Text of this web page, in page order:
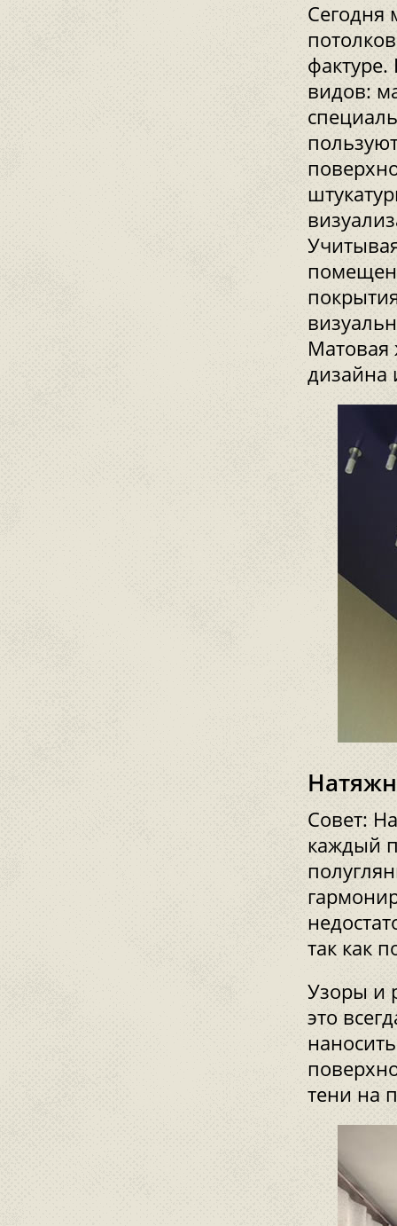
Сегодня
видов:
Матовая
дизайна
Совет:
каждый
так как
Узоры и
это
тени на